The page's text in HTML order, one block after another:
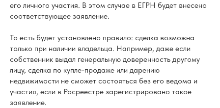
его личного участия. В этом случае в ЕГРН будет внесено
соответствующее заявление.
То есть будет установлено правило: сделка возможна
только при наличии владельца. Например, даже если
собственник выдал генеральную доверенность другому
лицу, сделка по купле-продаже или дарению
недвижимости не сможет состояться без его ведома и
участия, если в Росреестре зарегистрировано такое
заявление.